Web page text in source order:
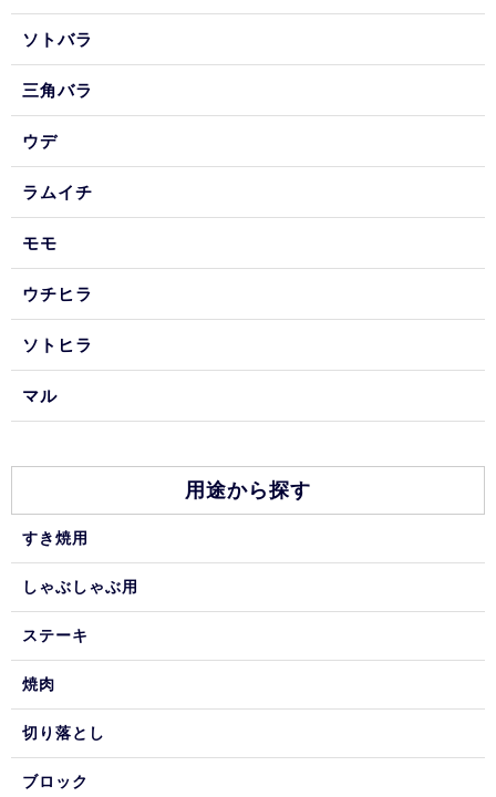
ソトバラ
三角バラ
ウデ
ラムイチ
モモ
ウチヒラ
ソトヒラ
マル
用途から探す
すき焼用
しゃぶしゃぶ用
ステーキ
焼肉
切り落とし
ブロック